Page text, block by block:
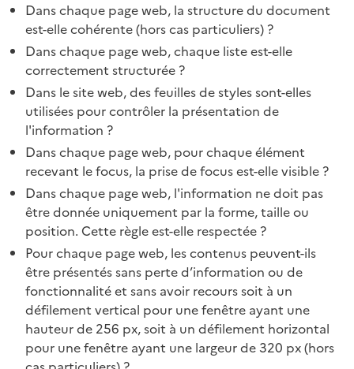
Dans chaque page web, la structure du document
est-elle cohérente (hors cas particuliers) ?
Dans chaque page web, chaque liste est-elle
correctement structurée ?
Dans le site web, des feuilles de styles sont-elles
utilisées pour contrôler la présentation de
l'information ?
Dans chaque page web, pour chaque élément
recevant le focus, la prise de focus est-elle visible ?
Dans chaque page web, l'information ne doit pas
être donnée uniquement par la forme, taille ou
position. Cette règle est-elle respectée ?
Pour chaque page web, les contenus peuvent-ils
être présentés sans perte d’information ou de
fonctionnalité et sans avoir recours soit à un
défilement vertical pour une fenêtre ayant une
hauteur de 256 px, soit à un défilement horizontal
pour une fenêtre ayant une largeur de 320 px (hors